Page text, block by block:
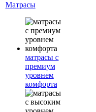
Матрасы
матрасы с
премиум
уровнем
комфорта